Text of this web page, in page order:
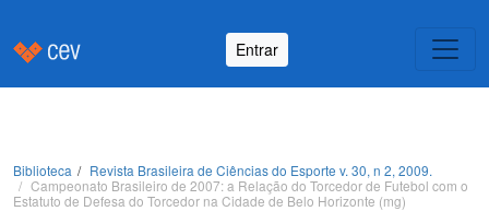
Entrar
Biblioteca
Revista Brasileira de Ciências do Esporte v. 30, n 2, 2009.
Campeonato Brasileiro de 2007: a Relação do Torcedor de Futebol com o
Estatuto de Defesa do Torcedor na Cidade de Belo Horizonte (mg)